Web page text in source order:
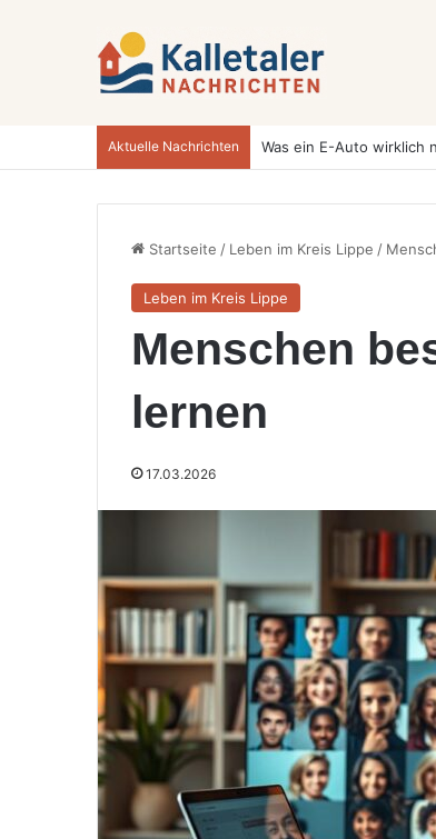
Aktuelle Nachrichten
Startseite / Leben im Kreis Lippe /
Leben im Kreis Lippe
Menschen
lernen
17.03.2026